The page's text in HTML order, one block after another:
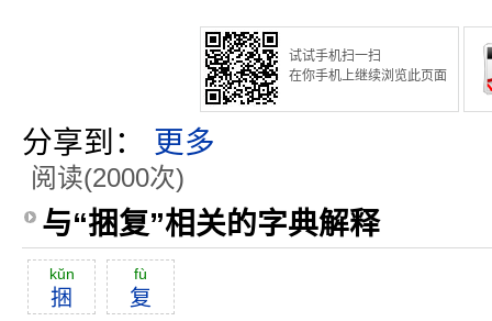
试试手机扫一扫
在你手机上继续浏览此页面
分享到： 更多
阅读(2000次)
与“捆复”相关的字典解释
kŭn
捆
fù
复